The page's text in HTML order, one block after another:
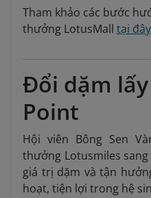
Tham khảo các bước
thưởng LotusMall tại đây
Đổi dặm
Point
Hội viên Bông Sen
thưởng Lotusmiles
giá trị dặm và tận
hoạt, tiện lợi trong hệ